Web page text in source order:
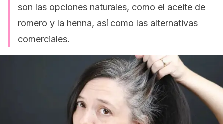
son las opciones naturales, como el aceite de
romero y la henna, así como las alternativas
comerciales.